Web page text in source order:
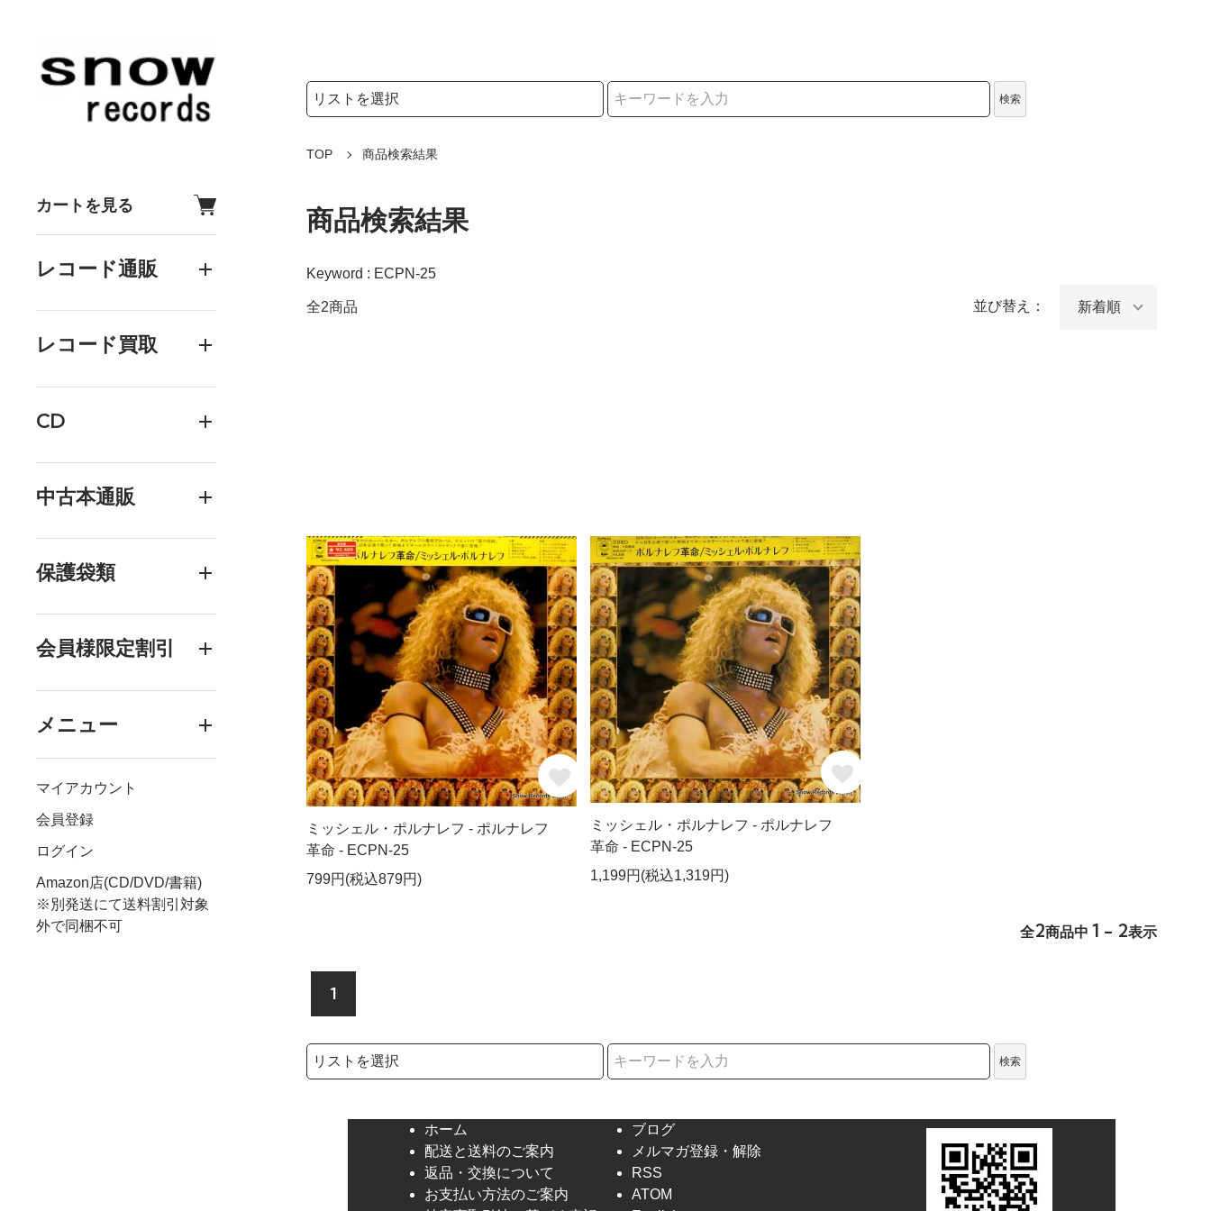
カートを見る
レコード通販
レコード買取
CD
中古本通販
保護袋類
会員様限定割引
メニュー
マイアカウント
会員登録
ログイン
Amazon店(CD/DVD/書籍)
※別発送にて送料割引対象
外で同梱不可
検索リストの選択
検索
TOP 商品検索結果
商品検索結果
Keyword : ECPN-25
全2商品 並び替え：
ミッシェル・ポルナレフ - ポルナレフ
革命 - ECPN-25
799円(税込879円)
ミッシェル・ポルナレフ - ポルナレフ
革命 - ECPN-25
1,199円(税込1,319円)
全2商品中 1 - 2表示
1
検索リストの選択
検索
ホーム
配送と送料のご案内
返品・交換について
お支払い方法のご案内
ブログ
メルマガ登録・解除
RSS
ATOM